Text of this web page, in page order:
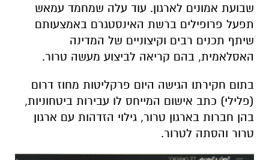
שבועת אמונים לארגון. עוד עלה שמחמד עמאש
תפעל פרופילים ברשת האינסטגרם באמצעותם
שיתף תכנים רבים וקיצוניים של המדינה
האסלאמית, בהם קריאה לביצוע מעשה טרור.
בתום חקירתו הגישה היום פרקליטות מחוז דרום
(פלילי) כתב אישום המייחס לו עבירות ביטחוניות,
בהן חברות בארגון טרור, גילוי הזדהות עם ארגון
טרור והסתה לטרור.